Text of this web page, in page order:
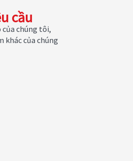
cầu
chúng tôi,
khác của chúng